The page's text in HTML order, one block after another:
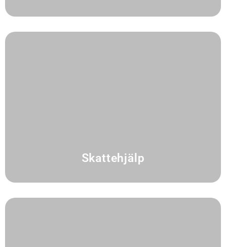
Skattehjälp